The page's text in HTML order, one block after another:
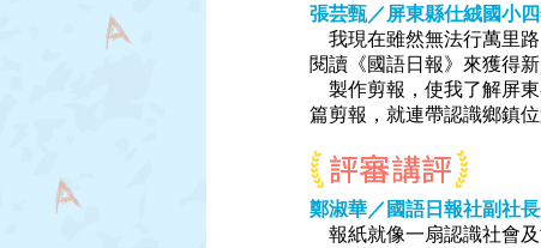
張芸甄／屏東縣仕絨國小
我現在雖然無法行萬里路
閱讀《國語日報》來獲得
製作剪報，使我了解屏東
篇剪報，就連帶認識鄉鎮
鄭淑華／國語日報社副社
報紙就像一扇認識社會及